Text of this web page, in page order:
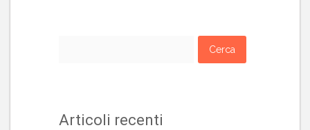
Articoli recenti